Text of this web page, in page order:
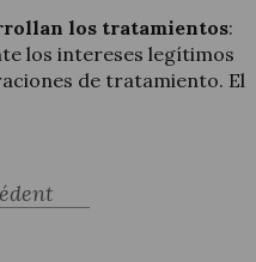
los tratamientos:
los intereses legítimos
de tratamiento. El